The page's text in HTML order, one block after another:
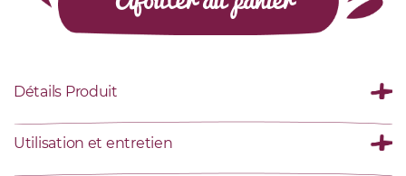
Détails Produit
Utilisation et entretien